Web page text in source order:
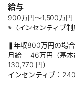
給与
900万円〜1,500万円
※（インセンティブ制
❚年収800万円の場合
月給： 46万円（基
130,770 円）
インセンティブ：